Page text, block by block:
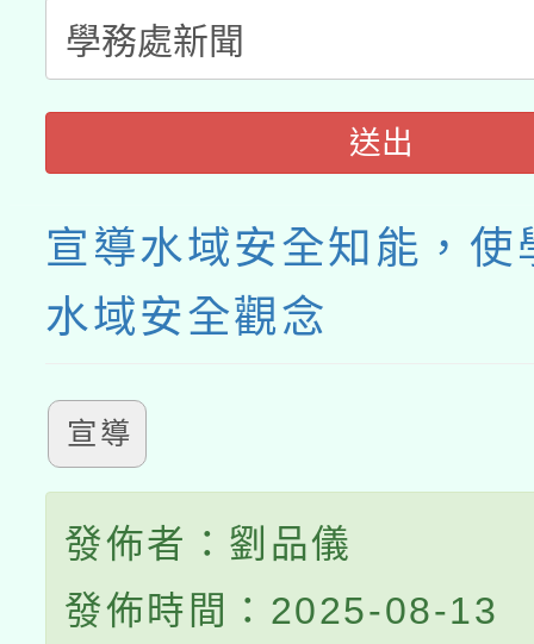
送出
宣導水域安全知能，使
水域安全觀念
宣導
發佈者：劉品儀
發佈時間：2025-08-13